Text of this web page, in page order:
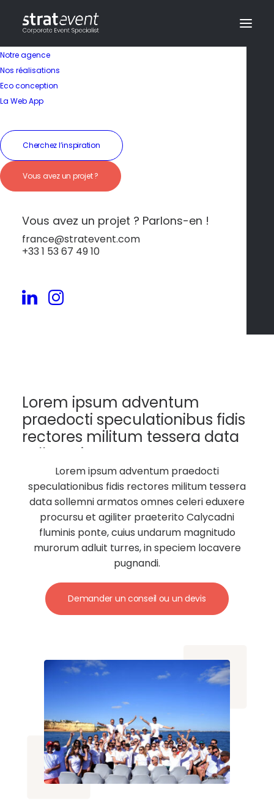
Notre agence
Nos réalisations
Eco conception
La Web App
Cherchez l’inspiration
Vous avez un projet ?
Vous avez un projet ? Parlons-en !
france@stratevent.com
+33 1 53 67 49 10
Évasion Balnéaire
entre Mer et Soleil
Lorem ipsum adventum
praedocti speculationibus fidis
rectores militum tessera data
sollemni armatos.
Lorem ipsum adventum praedocti
speculationibus fidis rectores militum tessera
data sollemni armatos omnes celeri eduxere
procursu et agiliter praeterito Calycadni
fluminis ponte, cuius undarum magnitudo
murorum adluit turres, in speciem locavere
pugnandi.
Demander un conseil ou un devis